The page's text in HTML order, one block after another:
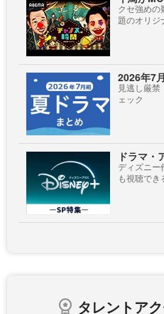
クセ強めの
題のオリジ
2026年7
見逃し厳
ェック
ドラマ・
ディズニー
も視聴でき
タレントア